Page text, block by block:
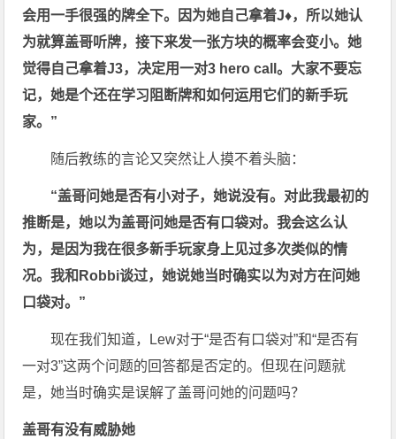
会用一手很强的牌全下。因为她自己拿着J♦，所以她认
为就算盖哥听牌，接下来发一张方块的概率会变小。她
觉得自己拿着J3，决定用一对3 hero call。大家不要忘
记，她是个还在学习阻断牌和如何运用它们的新手玩
家。”
随后教练的言论又突然让人摸不着头脑：
“盖哥问她是否有小对子，她说没有。对此我最初的
推断是，她以为盖哥问她是否有口袋对。我会这么认
为，是因为我在很多新手玩家身上见过多次类似的情
况。我和Robbi谈过，她说她当时确实以为对方在问她
口袋对。”
现在我们知道，Lew对于“是否有口袋对”和“是否有
一对3”这两个问题的回答都是否定的。但现在问题就
是，她当时确实是误解了盖哥问她的问题吗？
盖哥有没有威胁她